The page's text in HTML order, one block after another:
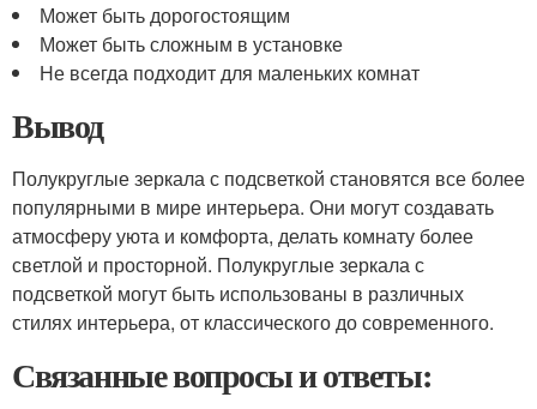
Может быть дорогостоящим
Может быть сложным в установке
Не всегда подходит для маленьких комнат
Вывод
Полукруглые зеркала с подсветкой становятся все более
популярными в мире интерьера. Они могут создавать
атмосферу уюта и комфорта, делать комнату более
светлой и просторной. Полукруглые зеркала с
подсветкой могут быть использованы в различных
стилях интерьера, от классического до современного.
Связанные вопросы и ответы: